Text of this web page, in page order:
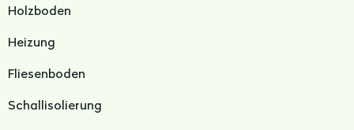
Holzboden
Heizung
Fliesenboden
Schallisolierung